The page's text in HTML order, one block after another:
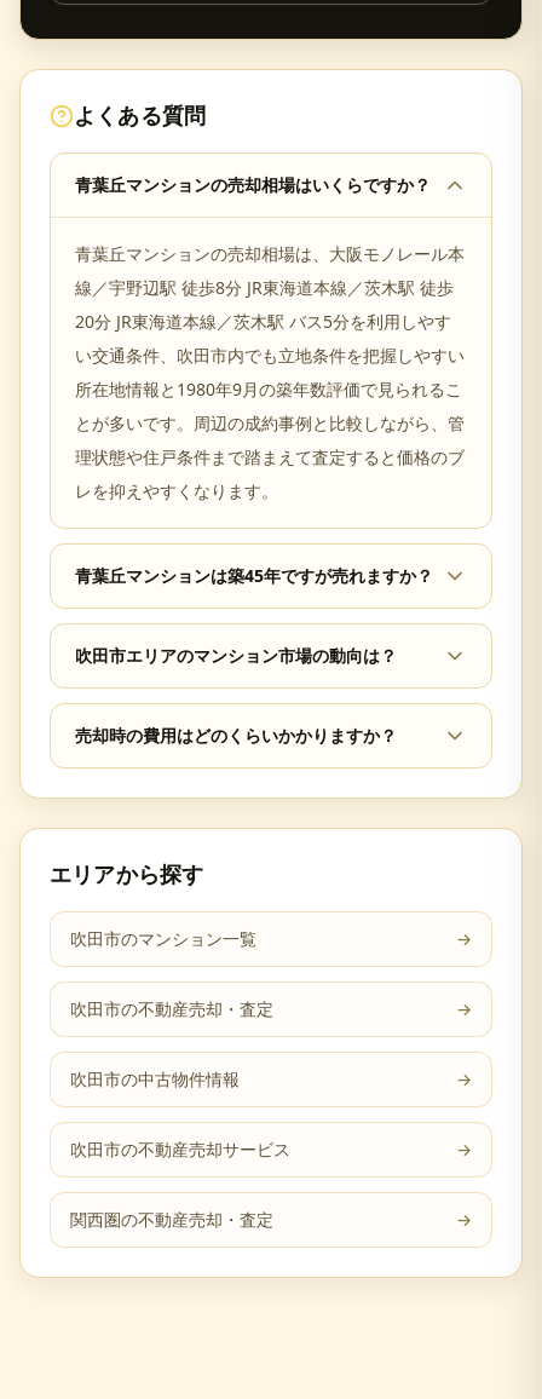
よくある質問
青葉丘マンションの売却相場はいくらですか？
青葉丘マンションの売却相場は、大阪モノレール本
線／宇野辺駅 徒歩8分 JR東海道本線／茨木駅 徒歩
20分 JR東海道本線／茨木駅 バス5分を利用しやす
い交通条件、吹田市内でも立地条件を把握しやすい
所在地情報と1980年9月の築年数評価で見られるこ
とが多いです。周辺の成約事例と比較しながら、管
理状態や住戸条件まで踏まえて査定すると価格のブ
レを抑えやすくなります。
青葉丘マンションは築45年ですが売れますか？
吹田市エリアのマンション市場の動向は？
売却時の費用はどのくらいかかりますか？
エリアから探す
吹田市のマンション一覧 →
吹田市の不動産売却・査定 →
吹田市の中古物件情報 →
吹田市の不動産売却サービス →
関西圏の不動産売却・査定 →